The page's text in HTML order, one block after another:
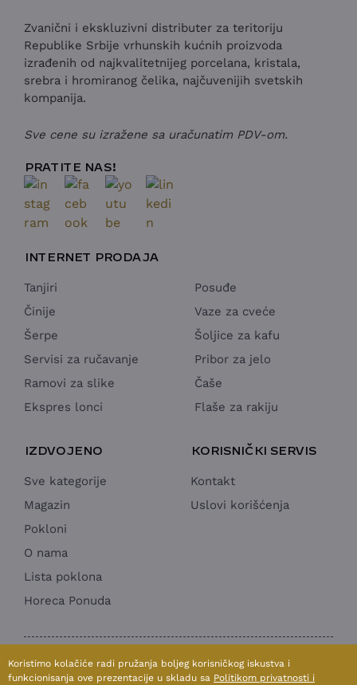
Zvanični i ekskluzivni distributer za teritoriju
Republike Srbije vrhunskih kućnih proizvoda
izrađenih od najkvalitetnijeg porcelana, kristala,
srebra i hromiranog čelika, najčuvenijih svetskih
kompanija.
Sve cene su izražene sa uračunatim PDV-om.
PRATITE NAS!
INTERNET PRODAJA
Tanjiri
Činije
Šerpe
Servisi za ručavanje
Ramovi za slike
Ekspres lonci
Posuđe
Vaze za cveće
Šoljice za kafu
Pribor za jelo
Čaše
Flaše za rakiju
IZDVOJENO
Sve kategorije
Magazin
Pokloni
O nama
Lista poklona
Horeca Ponuda
KORISNIČKI SERVIS
Kontakt
Uslovi korišćenja
1998 - 2026 © SUN MOON & STARS doo
Izrada internet prodavnice: Avokado.rs
Koristimo kolačiće radi pružanja boljeg korisničkog iskustva i
funkcionisanja ove prezentacije u skladu sa Politikom privatnosti i